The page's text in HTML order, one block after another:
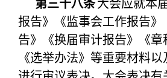
第三十八条大会应就本
报告》《监事会工作报告》
告》《换届审计报告》《章
《选举办法》等重要材料